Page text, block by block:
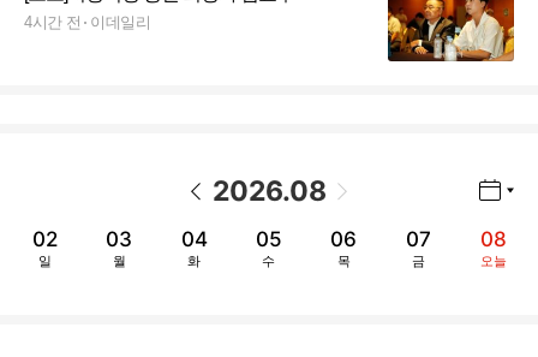
4시간 전 이데일리
2026.08
02
일
03
월
04
화
05
수
06
목
07
금
08
오늘